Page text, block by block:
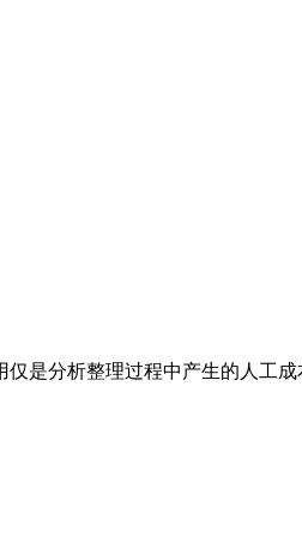
是分析整理过程中产生的人工成